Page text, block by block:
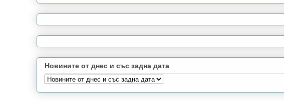
Новините от днес и със задна дата